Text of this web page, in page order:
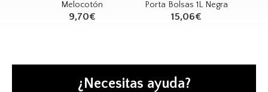
Porta Bolsas 1L Negra
15,06€
4,36€
¿Necesitas ayuda?